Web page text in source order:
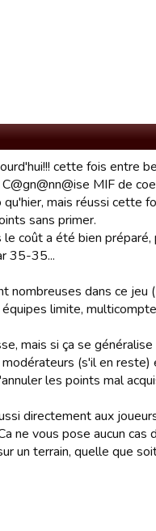
cette fois entre
MIF de
qu'hier, mais réussi cette
sans primer.
le coût a été bien
35-35...
nombreuses dans ce
limite,
mais si ça se généralise
modérateurs (s'il en
les points mal
directement aux
ne vous pose aucun
un terrain, quelle que